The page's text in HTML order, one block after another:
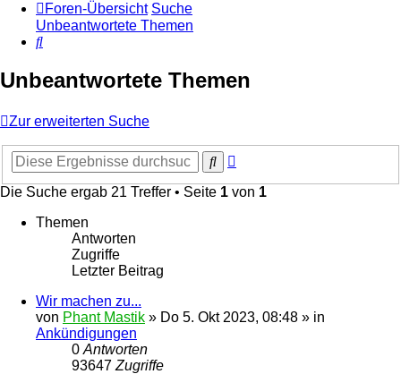
Foren-Übersicht Suche
Unbeantwortete Themen
Suche
Unbeantwortete Themen
Zur erweiterten Suche
Suche
Die Suche ergab 21 Treffer • Seite 1 von 1
Themen
Antworten
Zugriffe
Letzter Beitrag
Wir machen zu...
von Phant Mastik » Do 5. Okt 2023, 08:48 » in
Ankündigungen
0 Antworten
93647 Zugriffe